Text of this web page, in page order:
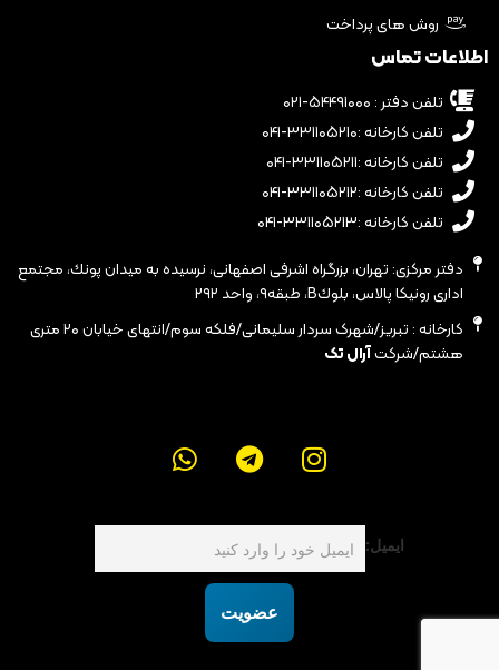
روش های پرداخت
اطلاعات تماس
تلفن دفتر : ۵۴۴۹۱۰۰۰-۰۲۱
تلفن کارخانه :۳۳۱۱۰۵۲۱۰-۰۴۱
تلفن کارخانه :۳۳۱۱۰۵۲۱۱-۰۴۱
تلفن کارخانه :۳۳۱۱۰۵۲۱۲-۰۴۱
تلفن کارخانه :۳۳۱۱۰۵۲۱۳-۰۴۱
دفتر مرکزی: تهران، بزرگراه اشرفى اصفهانى، نرسيده به ميدان پونك، مجتمع
ادارى رونيكا پالاس، بلوكB، طبقه٩، واحد ٢٩٢
کارخانه : تبریز/شهرک سردار سلیمانی/فلکه سوم/انتهای خیابان ۲۰ متری
هشتم/شرکتآرال تک
ایمیل:
عضویت